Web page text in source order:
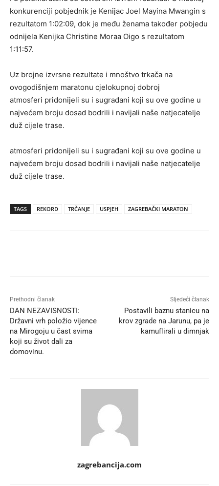
konkurenciji pobjednik je Kenijac Joel Mayina Mwangin s
rezultatom 1:02:09, dok je među ženama također pobjedu
odnijela Kenijka Christine Moraa Oigo s rezultatom
1:11:57.
Uz brojne izvrsne rezultate i mnoštvo trkača na
ovogodišnjem maratonu cjelokupnoj dobroj
atmosferi pridonijeli su i sugrađani koji su ove godine u
najvećem broju dosad bodrili i navijali naše natjecatelje
duž cijele trase.
atmosferi pridonijeli su i sugrađani koji su ove godine u
najvećem broju dosad bodrili i navijali naše natjecatelje
duž cijele trase.
TAGS REKORD TRČANJE USPJEH ZAGREBAČKI MARATON
Prethodni članak
DAN NEZAVISNOSTI:
Državni vrh položio vijence
na Mirogoju u čast svima
koji su život dali za
domovinu.
Sljedeći članak
Postavili baznu stanicu na
krov zgrade na Jarunu, pa je
kamuflirali u dimnjak
zagrebancija.com